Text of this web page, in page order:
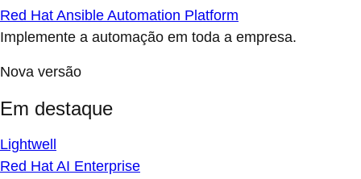
Red Hat Ansible Automation Platform
Implemente a automação em toda a empresa.
Nova versão
Em destaque
Lightwell
Red Hat AI Enterprise